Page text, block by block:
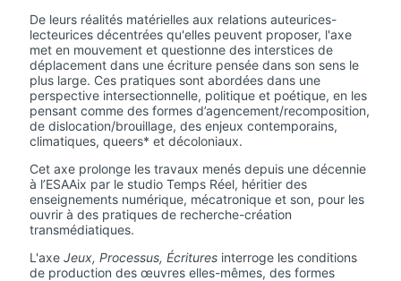
De leurs réalités matérielles aux relations auteurices-
lecteurices décentrées qu'elles peuvent proposer, l'axe
met en mouvement et questionne des interstices de
déplacement dans une écriture pensée dans son sens le
plus large. Ces pratiques sont abordées dans une
perspective intersectionnelle, politique et poétique, en les
pensant comme des formes d’agencement/recomposition,
de dislocation/brouillage, des enjeux contemporains,
climatiques, queers* et décoloniaux.
Cet axe prolonge les travaux menés depuis une décennie
à l’ESAAix par le studio Temps Réel, héritier des
enseignements numérique, mécatronique et son, pour les
ouvrir à des pratiques de recherche-création
transmédiatiques.
L'axe Jeux, Processus, Écritures interroge les conditions
de production des œuvres elles-mêmes, des formes